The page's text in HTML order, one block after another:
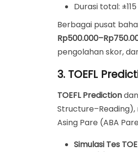
Durasi total:
Berbagai pusat
pengolahan skor,
3. TOEFL
TOEFL Predictiondan
Structure–Reading),
Asing Pare (ABA
Simulasi Tes